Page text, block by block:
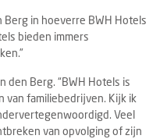
Berg in hoeverre BWH Hotels
bieden immers
den Berg. “BWH Hotels is
familiebedrijven. Kijk ik
Veel
van opvolging of zijn